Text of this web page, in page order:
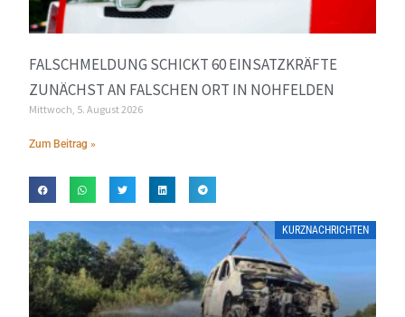
FALSCHMELDUNG SCHICKT 60 EINSATZKRÄFTE
ZUNÄCHST AN FALSCHEN ORT IN NOHFELDEN
Mittwoch, 5. August 2026
Zum Beitrag »
KURZNACHRICHTEN